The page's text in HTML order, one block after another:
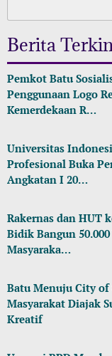
Berita
Pemkot Batu
Penggunaan Logo
Kemerdekaan R…
Universitas
Profesional Buka
Angkatan I 20…
Rakernas dan HUT
Bidik Bangun
Masyaraka…
Batu Menuju City of
Masyarakat Diajak
Kreatif